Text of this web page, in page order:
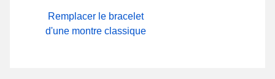
Remplacer le bracelet
d'une montre classique